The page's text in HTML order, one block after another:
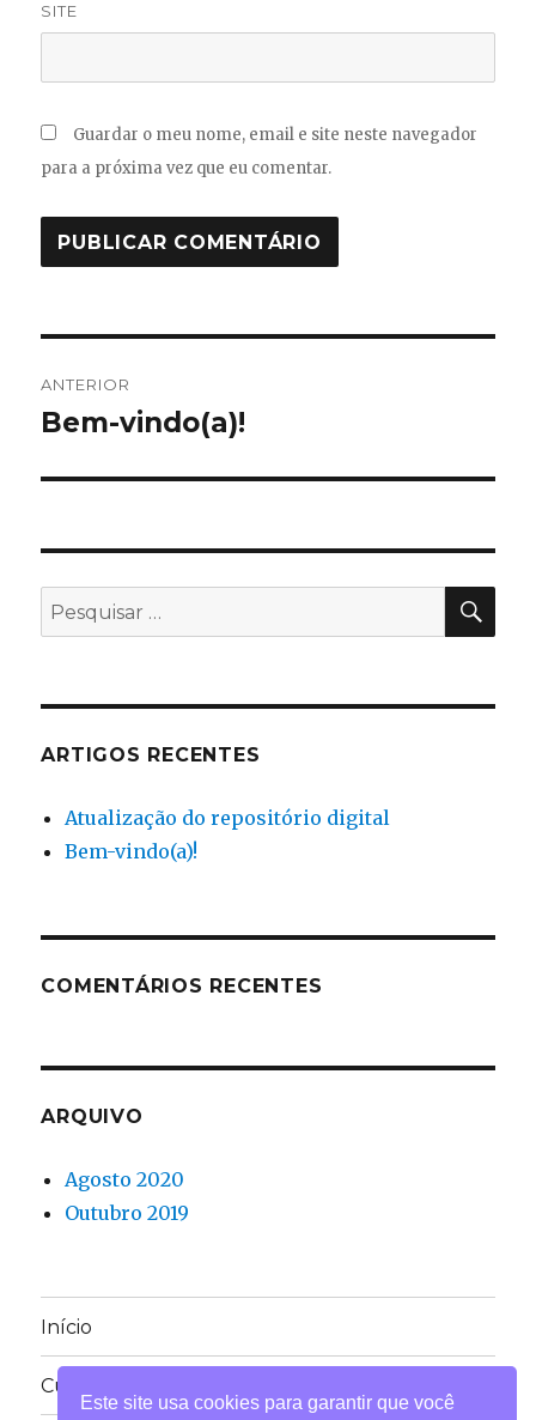
SITE
Guardar o meu nome, email e site neste navegador
para a próxima vez que eu comentar.
ANTERIOR
Bem-vindo(a)!
ARTIGOS RECENTES
Atualização do repositório digital
Bem-vindo(a)!
COMENTÁRIOS RECENTES
ARQUIVO
Agosto 2020
Outubro 2019
Início
Currículo
Este site usa cookies para garantir que você